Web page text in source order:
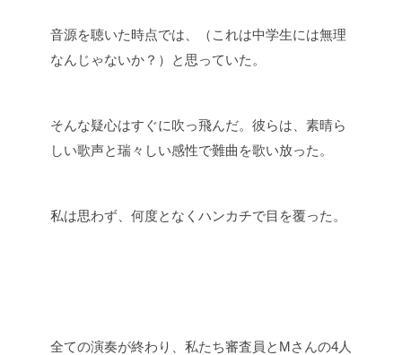
音源を聴いた時点では、（これは中学生には無理
なんじゃないか？）と思っていた。
そんな疑心はすぐに吹っ飛んだ。彼らは、素晴ら
しい歌声と瑞々しい感性で難曲を歌い放った。
私は思わず、何度となくハンカチで目を覆った。
全ての演奏が終わり、私たち審査員とMさんの4人